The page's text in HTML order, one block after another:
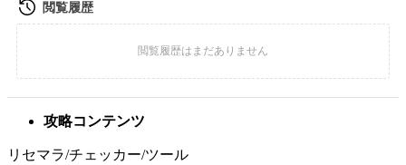
攻略コンテンツ
リセマラ/チェッカー/ツール